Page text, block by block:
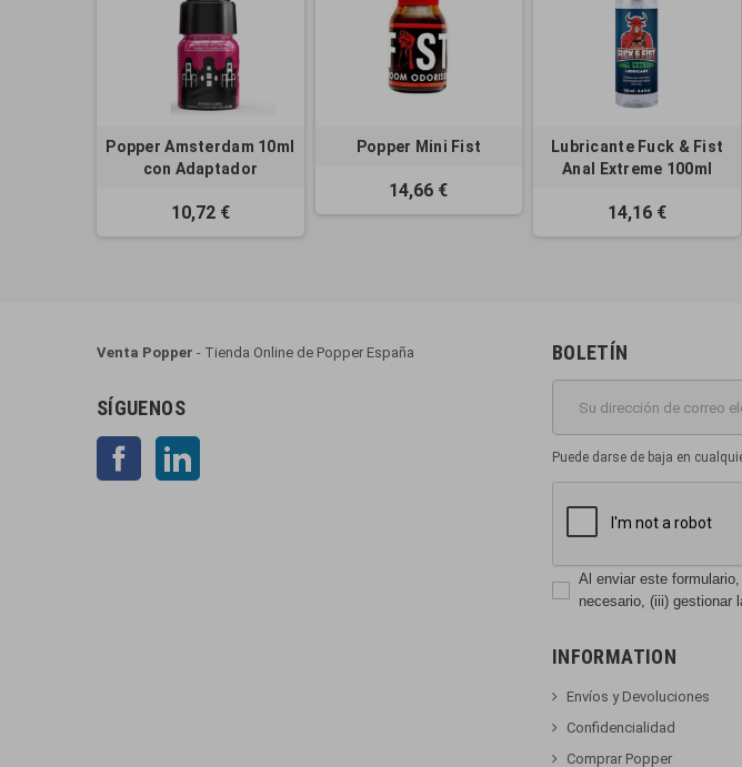
Popper Amsterdam 10ml
con Adaptador
10,72 €
Popper Mini Fist
14,66 €
Lubricante Fuck & Fist
Anal Extreme 100ml
14,16 €
Venta Popper - Tienda Online de Popper España
SÍGUENOS
Facebook
BOLETÍN
Puede darse de baja en
Al enviar este
necesario, (iii) gestionar
INFORMATION
Envíos y Devoluciones
Confidencialidad
Comprar Popper